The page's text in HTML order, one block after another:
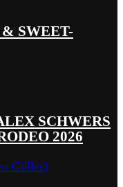
SWEET-
SCHWERS
2026